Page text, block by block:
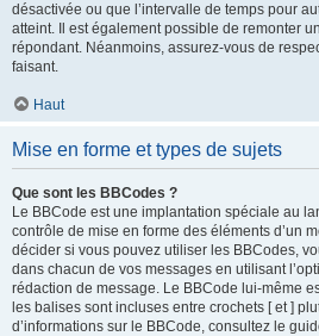
désactivée ou que l’intervalle de temps pour
atteint. Il est également possible de remonter
répondant. Néanmoins, assurez-vous de
faisant.
Haut
Mise en forme et types de sujets
Que sont les BBCodes ?
Le BBCode est une implantation spéciale au
contrôle de mise en forme des éléments d’un
décider si vous pouvez utiliser les BBCodes,
dans chacun de vos messages en utilisant
rédaction de message. Le BBCode lui-même
les balises sont incluses entre crochets [ et ]
d’informations sur le BBCode, consultez le